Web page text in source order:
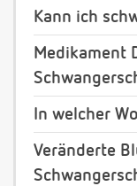
Kann ich
Medikament
In welcher
Veränderte